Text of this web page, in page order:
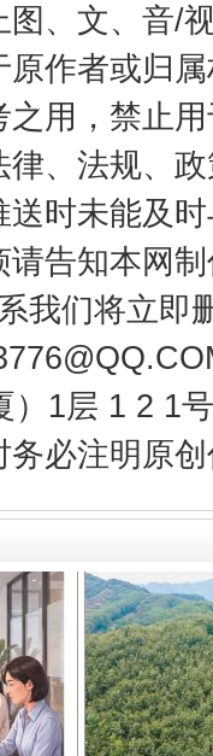
图、文、音/
作者或归
用，禁止
、法规、
时未能及
告知本网
我们将立即
）1层 1 2 1
务必注明原
一